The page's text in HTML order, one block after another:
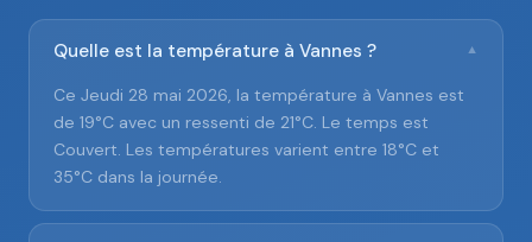
Quelle est la température à Vannes ? ▼
Ce Jeudi 28 mai 2026, la température à Vannes est
de 19°C avec un ressenti de 21°C. Le temps est
Couvert. Les températures varient entre 18°C et
35°C dans la journée.